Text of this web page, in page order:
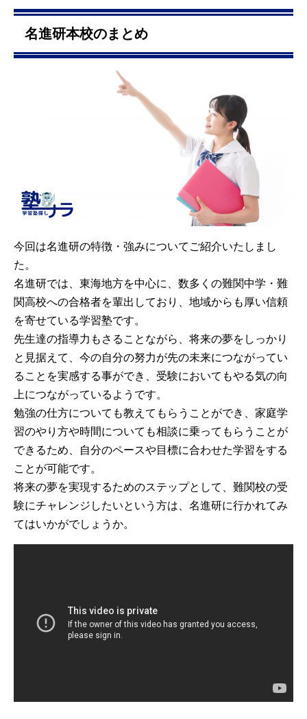
名進研本校のまとめ
今回は名進研の特徴・強みについてご紹介いたしまし
た。
名進研では、東海地方を中心に、数多くの難関中学・難
関高校への合格者を輩出しており、地域からも厚い信頼
を寄せている学習塾です。
先生達の指導力もさることながら、将来の夢をしっかり
と見据えて、今の自分の努力が先の未来につながってい
ることを実感する事ができ、受験においてもやる気の向
上につながっているようです。
勉強の仕方についても教えてもらうことができ、家庭学
習のやり方や時間についても相談に乗ってもらうことが
できるため、自分のペースや目標に合わせた学習をする
ことが可能です。
将来の夢を実現するためのステップとして、難関校の受
験にチャレンジしたいという方は、名進研に行かれてみ
てはいかがでしょうか。